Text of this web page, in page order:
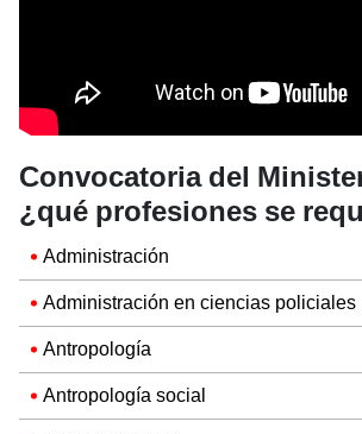
Convocatoria del
¿qué profesiones se
Administración
Administración en ciencias policiales
Antropología
Antropología social